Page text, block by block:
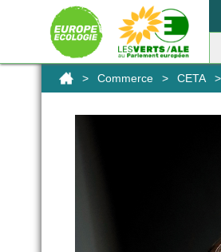
> Commerce > CETA
Panneau de gestion des cookies